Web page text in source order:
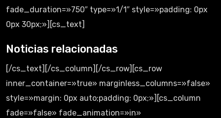
fade_duration=»750″ type=»1/1″ style=»padding: 0px
0px 30px;»][cs_text]
Noticias relacionadas
[/cs_text][/cs_column][/cs_row][cs_row
inner_container=»true» marginless_columns=»false»
style=»margin: 0px auto;padding: 0px;»][cs_column
fade=»false» fade_animation=»in»